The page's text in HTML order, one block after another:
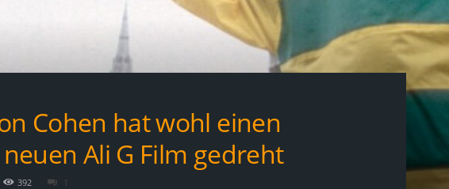
Cohen hat wohl einen
Ali G Film gedreht
392 1